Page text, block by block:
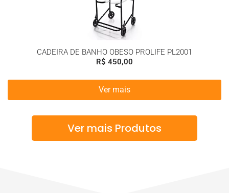
CADEIRA DE BANHO OBESO PROLIFE PL2001
R$ 450,00
Ver mais
Ver mais Produtos